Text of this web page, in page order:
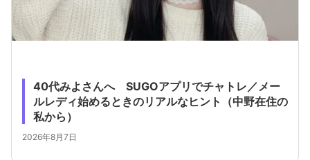
40代みよさんへ SUGOアプリでチャトレ／メー
ルレディ始めるときのリアルなヒント（中野在住の
私から）
2026年8月7日